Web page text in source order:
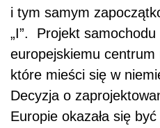
i tym samym
„I”. Projekt samochodu
europejskiemu
które mieści się w
Decyzja o
Europie okazała się